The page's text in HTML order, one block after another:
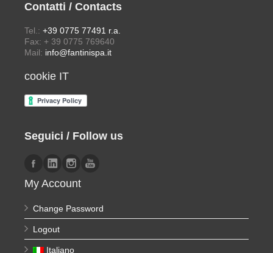
Contatti / Contacts
Tel.: +39 0775 77491 r.a.
Fax: + 39 0775 769640
Mail: info@fantinispa.it
cookie IT
Seguici / Follow us
My Account
Change Password
Logout
Italiano